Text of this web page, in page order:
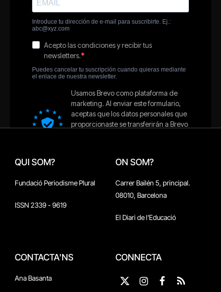
QUI SOM?
Fundació Periodisme Plural
ISSN 2339 - 9619
ON SOM?
Carrer Bailén 5, principal.
08010, Barcelona
El Diari de l'Educació
CONTACTA'NS
Ana Basanta
CONNECTA
X
Instagram
Facebook
RSS